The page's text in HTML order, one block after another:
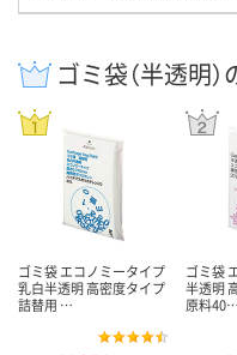
ゴミ袋（半透明
ゴミ袋 エコノミータイプ
乳白半透明 高密度タイプ
詰替用 …
ゴミ袋
半透明
原料40…